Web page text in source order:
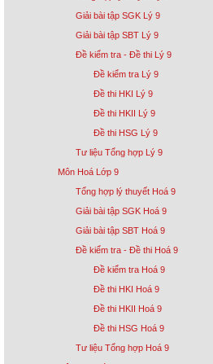
Giải bài tập SGK Lý 9
Giải bài tập SBT Lý 9
Đề kiểm tra - Đề thi Lý 9
Đề kiểm tra Lý 9
Đề thi HKI Lý 9
Đề thi HKII Lý 9
Đề thi HSG Lý 9
Tư liệu Tổng hợp Lý 9
Môn Hoá Lớp 9
Tổng hợp lý thuyết Hoá 9
Giải bài tập SGK Hoá 9
Giải bài tập SBT Hoá 9
Đề kiểm tra - Đề thi Hoá 9
Đề kiểm tra Hoá 9
Đề thi HKI Hoá 9
Đề thi HKII Hoá 9
Đề thi HSG Hoá 9
Tư liệu Tổng hợp Hoá 9